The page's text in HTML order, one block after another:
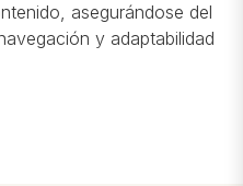
asegurándose del
y adaptabilidad